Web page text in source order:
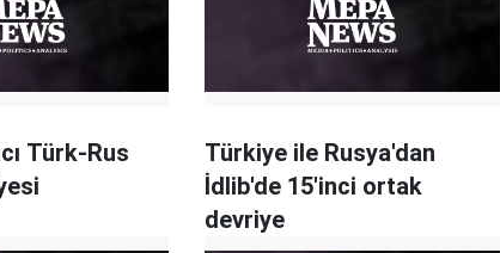
Türk-Rus
Türkiye ile Rusya'dan
İdlib'de 15'inci ortak
devriye